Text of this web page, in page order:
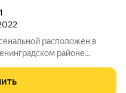
расположен в
районе
20 мин до моря; -